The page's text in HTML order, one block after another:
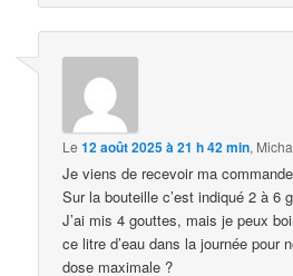
Le12 août 2025 à 21 h 42 min,
Je viens de recevoir ma
Sur la bouteille c’est indiqué 2 à 6
J’ai mis 4 gouttes, mais je peux
ce litre d’eau dans la journée pour
dose maximale ?